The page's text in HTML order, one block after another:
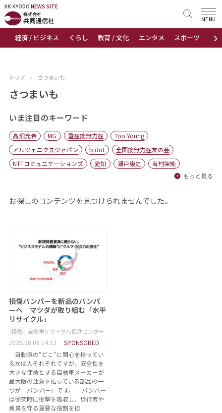
KK KYODO NEWS SITE
›
経済 / ビジネス くらし 教育 / 文化 エンタメ スポーツ 地域
MENU
KK KYODONEWS SITE
トップページ
ニュース
おすすめコンテンツ
出版物
会社概要
トップ › さつまいも
さつまいも
いま注目のキーワード
高畑充希 MG 重症筋無力症
Too Young
アルジェニクスジャパン
b.dot
全国筋無力症友の会
NTTコミュニケーションズ
愛知 瀬戸康史
有村架純
もっと見る
お探しのコンテンツを見つけられませんでした。
損傷バンパーを新品のバンパ
ーへ マツダが取り組む「水平
リサイクル」
提供 自動車リサイクル促進センター
2026.08.06 14:12
SPONSORED
自動車の“どこ”に関心を持ってい
るかは人それぞれですが、安全性を
大きな使命とする自動車メーカーが
最大限の注意を払っている部品の一
つが「バンパー」です。 バンパー
は衝突時に衝撃を吸収し、歩行者や
乗員を守る重要な役割を担…